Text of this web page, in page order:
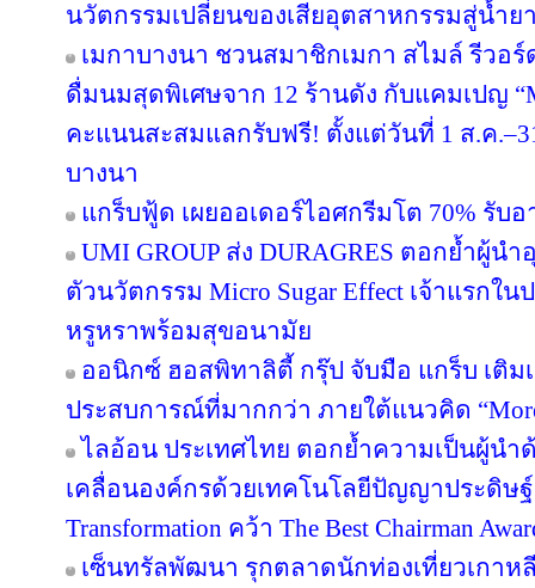
นวัตกรรมเปลี่ยนของเสียอุตสาหกรรมสู่น้ำ
เมกาบางนา ชวนสมาชิกเมกา สไมล์ รีวอ
ดื่มนมสุดพิเศษจาก 12 ร้านดัง กับแคมเปญ
คะแนนสะสมแลกรับฟรี! ตั้งแต่วันที่ 1 ส.ค
บางนา
แกร็บฟู้ด เผยออเดอร์ไอศกรีมโต 70% รับอ
UMI GROUP ส่ง DURAGRES ตอกย้ำผู้น
ตัวนวัตกรรม Micro Sugar Effect เจ้าแรกใ
หรูหราพร้อมสุขอนามัย
ออนิกซ์ ฮอสพิทาลิตี้ กรุ๊ป จับมือ แกร็บ เติม
ประสบการณ์ที่มากกว่า ภายใต้แนวคิด “More
ไลอ้อน ประเทศไทย ตอกย้ำความเป็นผู้น
เคลื่อนองค์กรด้วยเทคโนโลยีปัญญาประดิษฐ์
Transformation คว้า The Best Chairman
เซ็นทรัลพัฒนา รุกตลาดนักท่องเที่ยวเกาห